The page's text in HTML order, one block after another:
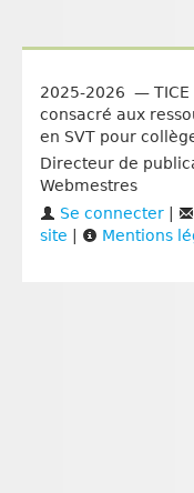
2025-2026 — TICE
consacré aux
en SVT pour
Directeur de
Webmestres
Se connecter |
site | Mentions